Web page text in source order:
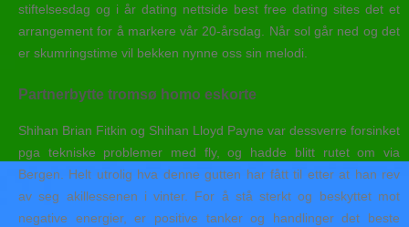
stiftelsesdag og i år dating nettside best free dating sites det et
arrangement for å markere vår 20-årsdag. Når sol går ned og det
er skumringstime vil bekken nynne oss sin melodi.
Partnerbytte tromsø homo eskorte
Shihan Brian Fitkin og Shihan Lloyd Payne var dessverre forsinket
pga tekniske problemer med fly, og hadde blitt rutet om via
Bergen. Helt utrolig hva denne gutten har fått til etter at han rev
av seg akillessenen i vinter. For å stå sterkt og beskyttet mot
negative energier, er positive tanker og handlinger det beste